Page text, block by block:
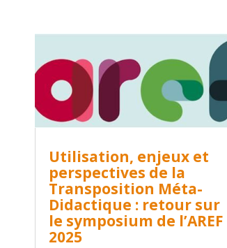
Utilisation, enjeux et
perspectives de la
Transposition Méta-
Didactique : retour sur
le symposium de l’AREF
2025